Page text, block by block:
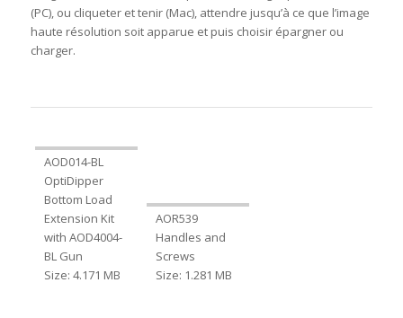
(PC), ou cliqueter et tenir (Mac), attendre jusqu’à ce que l’image
haute résolution soit apparue et puis choisir épargner ou
charger.
AOD014-BL
OptiDipper
Bottom Load
Extension Kit
with AOD4004-
BL Gun
Size: 4.171 MB
AOR539
Handles and
Screws
Size: 1.281 MB